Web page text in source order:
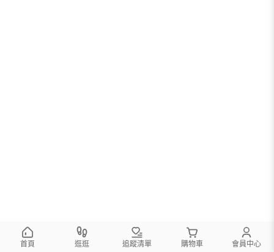
首頁 逛逛 追蹤清單 購物車 會員中心